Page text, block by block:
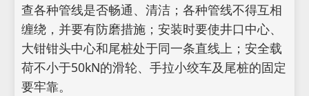
查各种管线是否畅通、清洁；各种管线不得互相
缠绕，并要有防磨措施；安装时要使井口中心、
大钳钳头中心和尾桩处于同一条直线上；安全载
荷不小于50kN的滑轮、手拉小绞车及尾桩的固定
要牢靠。